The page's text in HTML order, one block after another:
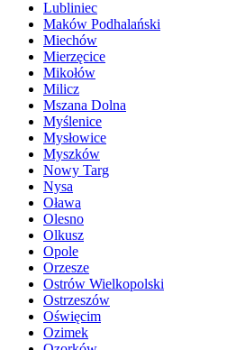
Lubliniec
Maków Podhalański
Miechów
Mierzęcice
Mikołów
Milicz
Mszana Dolna
Myślenice
Mysłowice
Myszków
Nowy Targ
Nysa
Oława
Olesno
Olkusz
Opole
Orzesze
Ostrów Wielkopolski
Ostrzeszów
Oświęcim
Ozimek